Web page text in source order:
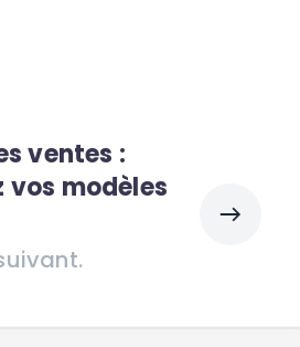
ventes :
modèles